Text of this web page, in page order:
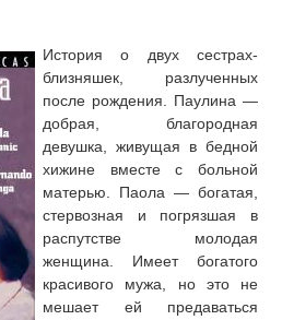
История о двух сестрах-
близняшек, разлученных
после рождения. Паулина —
добрая, благородная
девушка, живущая в бедной
хижине вместе с больной
матерью. Паола — богатая,
стервозная и погрязшая в
распутстве молодая
женщина. Имеет богатого
красивого мужа, но это не
мешает ей предаваться